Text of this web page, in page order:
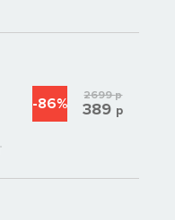
-86% 2699р
389 р